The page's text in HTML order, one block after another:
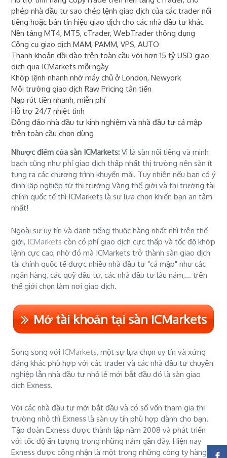
phép nhà đầu tư sao chép lệnh giao dịch của các trader nổi
tiếng hoặc bán tín hiệu giao dịch cho các nhà đầu tư khác
Nền tảng MT4, MT5, cTrader, WebTrader thông dụng
Công cụ giao dịch MAM, PAMM, VPS, AUTO
Thanh khoản dồi dào trên toàn cầu với hơn 15 tỷ USD giao
dịch qua ICMarkets mỗi ngày
Khớp lệnh nhanh nhờ máy chủ ở London, Newyork
Môi trường giao dịch Raw Pricing tân tiến
Nạp rút tiền nhanh, miễn phí
Hỗ trợ 24/7 nhiệt tình
Đông đảo nhà đầu tư kinh nghiệm và nhà đầu tư cá mập
trên toàn cầu chọn dùng
Nhược điểm của sàn ICMarkets: Vì là sàn nổi tiếng và minh
bạch cũng như phí giao dịch thấp nhất thị trường nên sàn ít
tung ra các chương trình khuyến mãi. Tuy nhiên nếu bạn có ý
định lập nghiệp từ thị trường Vàng thế giới và thị trường tài
chính quốc tế thì ICMarkets là sự lựa chọn khiến bạn an tâm
nhất!
Ngoài sự uy tín và danh tiếng thuộc hàng nhất nhì trên thế
giới, ICMarkets còn có phí giao dịch cực thấp và tốc độ khớp
lệnh cực cao, nhờ đó mà ICMarkets trở thành sàn giao dịch
tài chính quốc tế được nhiều nhà đầu tư "cá mập" như các
ngân hàng, các quỹ đầu tư, các nhà đầu tư lâu năm,... trên
thế giới chọn làm nơi giao dịch.
Mở tài khoản tại sàn ICMarkets
Song song với ICMarkets, một sự lựa chọn uy tín và xứng
đáng khác phù hợp với các trader và các nhà đầu tư chuyên
nghiệp lẫn nhà đầu tư nhỏ lẻ mới bắt đầu đó là sàn giao
dịchExness.
Với các nhà đầu tư mới bắt đầu và có số vốn tham gia thị
trường nhỏ thì Exness là sàn uy tín phù hợp dành cho bạn.
Tập đoàn Exness được thành lập năm 2008 và phát triển
với tốc độ ấn tượng trong những năm gần đây. Hiện nay
Exness được công nhận là một trong những công ty hàng